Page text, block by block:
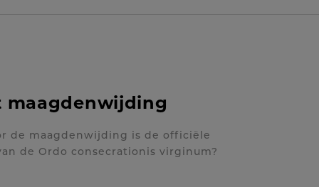
maagdenwijding
de maagdenwijding is de officiële
de Ordo consecrationis virginum?